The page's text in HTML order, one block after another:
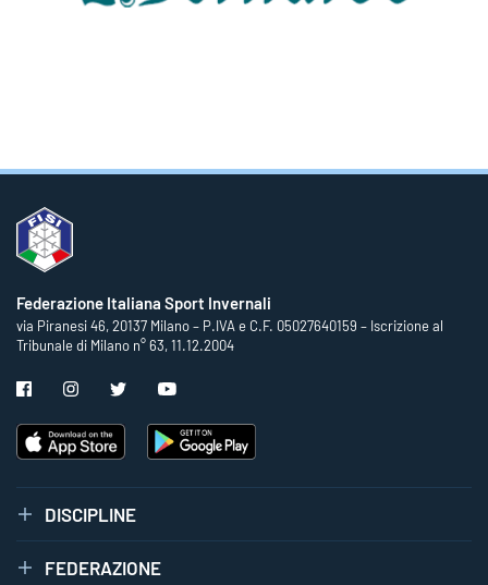
Federazione Italiana Sport Invernali
via Piranesi 46, 20137 Milano – P.IVA e C.F. 05027640159 – Iscrizione al
Tribunale di Milano n° 63, 11.12.2004
DISCIPLINE
FEDERAZIONE